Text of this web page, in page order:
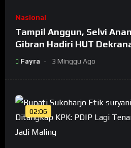
Nasional
Tampil Anggun, Selvi
Gibran Hadiri HUT
Fayra 3 Minggu Ago
02:06